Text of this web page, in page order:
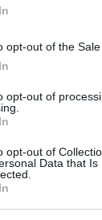
opt-out of the
opt-out of
opt-out of
Data that
στο
(17)